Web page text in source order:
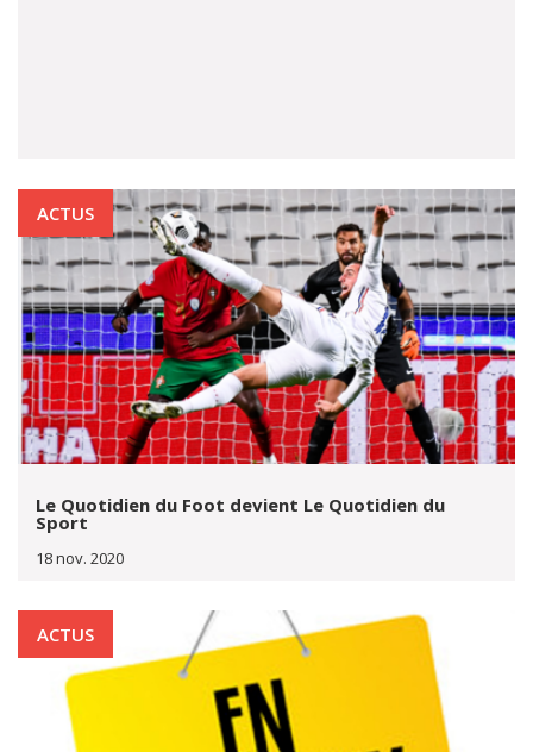
ACTUS
Le Quotidien du Foot devient Le Quotidien du
Sport
18 nov. 2020
ACTUS